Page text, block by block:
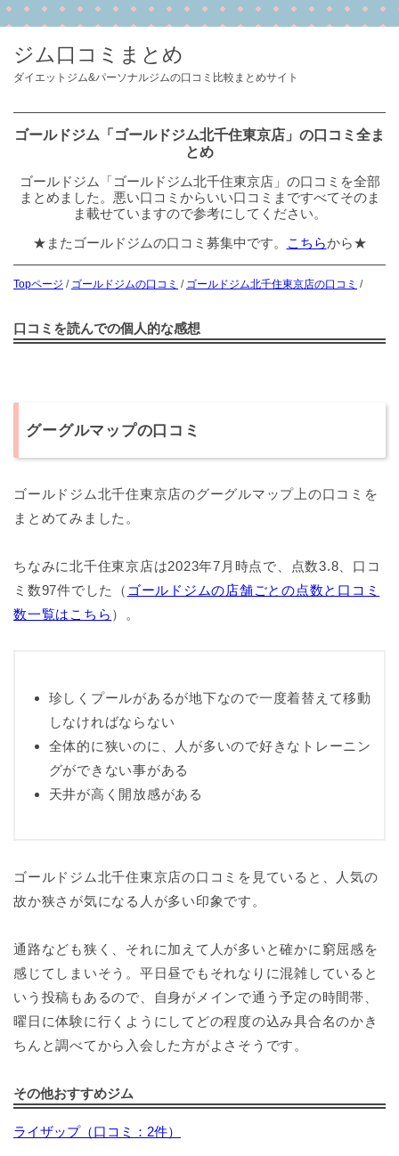
ジム口コミまとめ
ダイエットジム&パーソナルジムの口コミ比較まとめサイト
ゴールドジム「ゴールドジム北千住東京店」の口コミ全ま
とめ
ゴールドジム「ゴールドジム北千住東京店」の口コミを全部
まとめました。悪い口コミからいい口コミまですべてそのま
ま載せていますので参考にしてください。
★またゴールドジムの口コミ募集中です。
こちらから★
Topページ / ゴールドジムの口コミ / ゴールドジム北千住東京店の口コミ /
口コミを読んでの個人的な感想
グーグルマップの口コミ
ゴールドジム北千住東京店のグーグルマップ上の口コミを
まとめてみました。
ちなみに北千住東京店は2023年7月時点で、点数3.8、口コ
ミ数97件でした（ ゴールドジムの店舗ごとの点数と口コミ
数一覧はこちら ）。
珍しくプールがあるが地下なので一度着替えて移動
しなければならない
全体的に狭いのに、人が多いので好きなトレーニン
グができない事がある
天井が高く開放感がある
ゴールドジム北千住東京店の口コミを見ていると、人気の
故か狭さが気になる人が多い印象です。
通路なども狭く、それに加えて人が多いと確かに窮屈感を
感じてしまいそう。平日昼でもそれなりに混雑していると
いう投稿もあるので、自身がメインで通う予定の時間帯、
曜日に体験に行くようにしてどの程度の込み具合名のかき
ちんと調べてから入会した方がよさそうです。
その他おすすめジム
ライザップ（口コミ：2件）